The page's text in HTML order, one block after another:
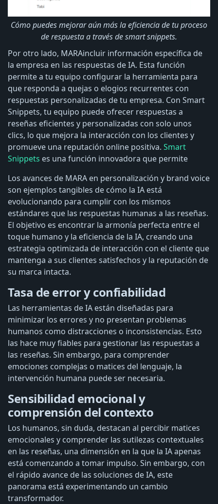
Cómo puedes mejorar aún más la eficiencia de tu proceso
de respuesta a través de smart snippets.
Por otro lado, MARAincluir información específica de
la empresa en las respuestas de IA. Esta función
permite a tu equipo configurar la herramienta para
que responda a quejas o elogios recurrentes con
respuestas personalizadas de tu empresa. Con Smart
Snippets, tu equipo puede ofrecer respuestas a
reseñas eficientes y personalizadas con solo unos
clics, lo que mejora la interacción con los clientes y
promueve una reputación online positiva. Smart
Snippets es una función innovadora que permite
Los avances de MARA en personalización y brand voice
son ejemplos tangibles de cómo la IA está
evolucionando para cumplir con los mismos
estándares que las respuestas humanas a las reseñas.
El objetivo es encontrar la armonía perfecta entre el
toque humano y la eficiencia de la IA, creando una
estrategia optimizada de interacción con el cliente que
mantenga a sus clientes satisfechos y la reputación de
su marca intacta.
Tasa de error y confiabilidad
Las herramientas de IA están diseñadas para
minimizar los errores y no presentan problemas
humanos como distracciones o inconsistencias. Esto
las hace muy fiables para gestionar las respuestas a
las reseñas. Sin embargo, para comprender
emociones complejas o matices del lenguaje, la
intervención humana puede ser necesaria.
Sensibilidad emocional y
comprensión del contexto
Los humanos, sin duda, destacan al percibir matices
emocionales y comprender las sutilezas contextuales
en las reseñas, una dimensión en la que la IA apenas
está comenzando a tomar impulso. Sin embargo, con
el rápido avance de las soluciones de IA, este
panorama está experimentando un cambio
transformador.